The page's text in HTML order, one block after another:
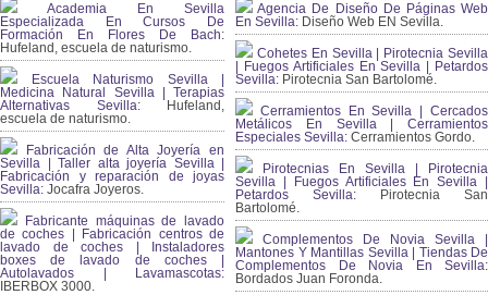
Academia En Sevilla
Especializada En Cursos De
Formación En Flores De Bach:
Hufeland, escuela de naturismo.
Escuela Naturismo Sevilla |
Medicina Natural Sevilla | Terapias
Alternativas Sevilla: Hufeland,
escuela de naturismo.
Fabricación de Alta Joyería en
Sevilla | Taller alta joyería Sevilla |
Fabricación y reparación de joyas
Sevilla: Jocafra Joyeros.
Fabricante máquinas de lavado
de coches | Fabricación centros de
lavado de coches | Instaladores
boxes de lavado de coches |
Autolavados | Lavamascotas:
IBERBOX 3000.
Agencia De Diseño De Páginas Web
En Sevilla: Diseño Web EN Sevilla.
Cohetes En Sevilla | Pirotecnia Sevilla
| Fuegos Artificiales En Sevilla | Petardos
Sevilla: Pirotecnia San Bartolomé.
Cerramientos En Sevilla | Cercados
Metálicos En Sevilla | Cerramientos
Especiales Sevilla: Cerramientos Gordo.
Pirotecnias En Sevilla | Pirotecnia
Sevilla | Fuegos Artificiales En Sevilla |
Petardos Sevilla: Pirotecnia San
Bartolomé.
Complementos De Novia Sevilla |
Mantones Y Mantillas Sevilla | Tiendas De
Complementos De Novia En Sevilla:
Bordados Juan Foronda.